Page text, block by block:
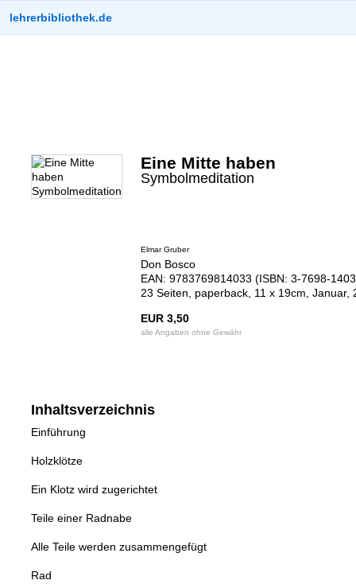
lehrerbibliothek.de
Eine Mitte haben
Symbolmeditation
Elmar Gruber
Don Bosco
EAN: 9783769814033 (ISBN: 3-7698-
23 Seiten, paperback, 11 x 19cm, Januar,
EUR 3,50
alle Angaben ohne Gewähr
Inhaltsverzeichnis
Einführung
Holzklötze
Ein Klotz wird zugerichtet
Teile einer Radnabe
Alle Teile werden zusammengefügt
Rad